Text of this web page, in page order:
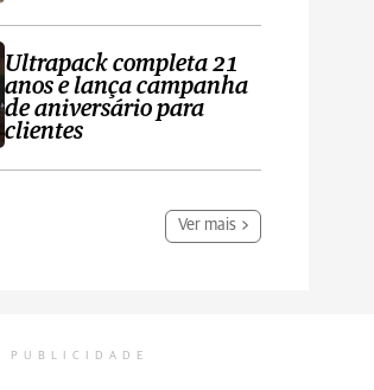
Ultrapack completa 21
anos e lança campanha
de aniversário para
clientes
Ver mais
PUBLICIDADE